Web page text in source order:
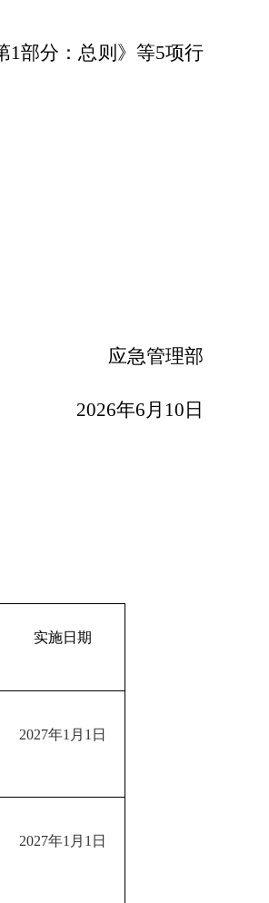
1部分：总则》等5项行
应急管理部
2026年6月 10 日
实施日期
2027年1 月 1日
2027年1月1日